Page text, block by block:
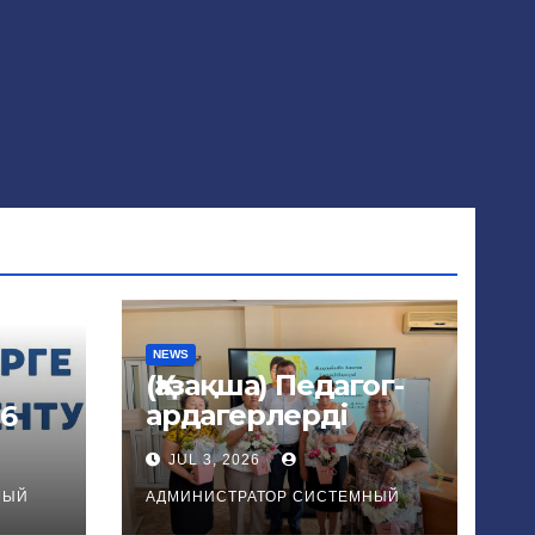
NEWS
(Қазақша) Педагог-
ардагерлерді
салтанатты
құрметтеу
JUL 3, 2026
АДМИНИСТРАТОР СИСТЕМНЫЙ